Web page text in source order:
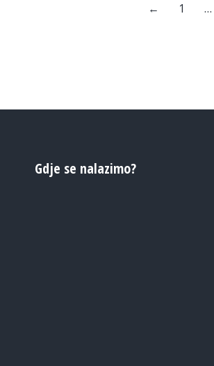
← 1 …
Gdje se nalazimo?